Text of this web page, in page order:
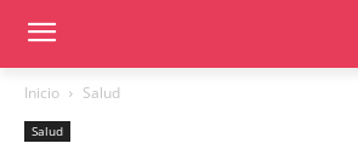
Inicio Salud
Salud